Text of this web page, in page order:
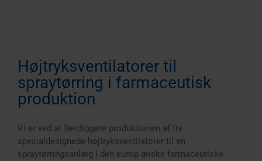
Højtryksventilatorer til
spraytørring i farmaceutisk
produktion
Vi er ved at færdiggøre produktionen af tre
specialdesignede højtryksventilatorer til en
spraytørringsanlæg i den europ æiske farmaceutiske